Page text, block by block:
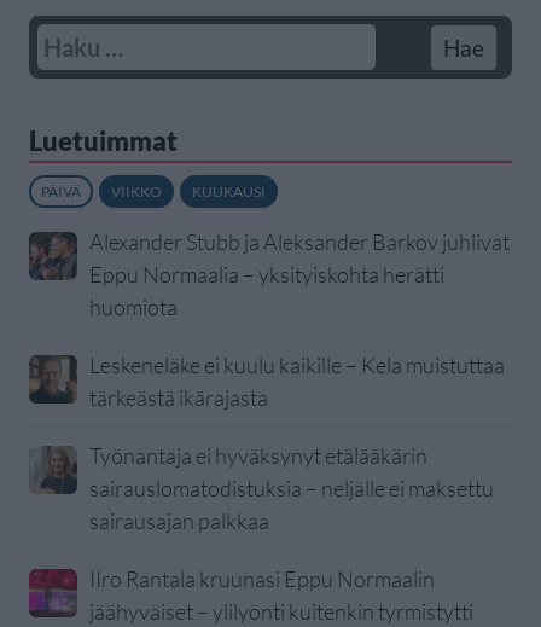
Luetuimmat
PÄIVÄ VIIKKO KUUKAUSI
Alexander Stubb ja Aleksander Barkov juhlivat
Eppu Normaalia – yksityiskohta herätti
huomiota
Leskeneläke ei kuulu kaikille – Kela muistuttaa
tärkeästä ikärajasta
Työnantaja ei hyväksynyt etälääkärin
sairauslomatodistuksia – neljälle ei maksettu
sairausajan palkkaa
IIro Rantala kruunasi Eppu Normaalin
jäähyväiset – ylilyönti kuitenkin tyrmistytti